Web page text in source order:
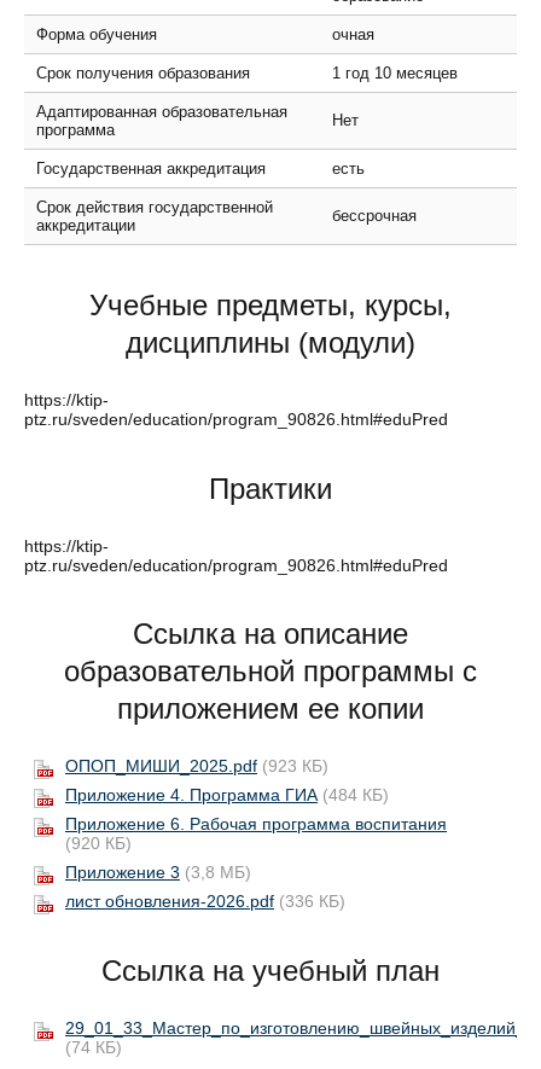
Форма обучения очная
Срок получения образования 1 год 10 месяцев
Адаптированная образовательная
программа
Нет
Государственная аккредитация есть
Срок действия государственной
аккредитации
бессрочная
Учебные предметы, курсы,
дисциплины (модули)
https://ktip-
ptz.ru/sveden/education/program_90826.html#eduPred
Практики
https://ktip-
ptz.ru/sveden/education/program_90826.html#eduPred
Ссылка на описание
образовательной программы с
приложением ее копии
ОПОП_МИШИ_2025.pdf (923 КБ)
Приложение 4. Программа ГИА (484 КБ)
Приложение 6. Рабочая программа воспитания
(920 КБ)
Приложение 3 (3,8 МБ)
лист обновления-2026.pdf (336 КБ)
Ссылка на учебный план
(74 КБ)